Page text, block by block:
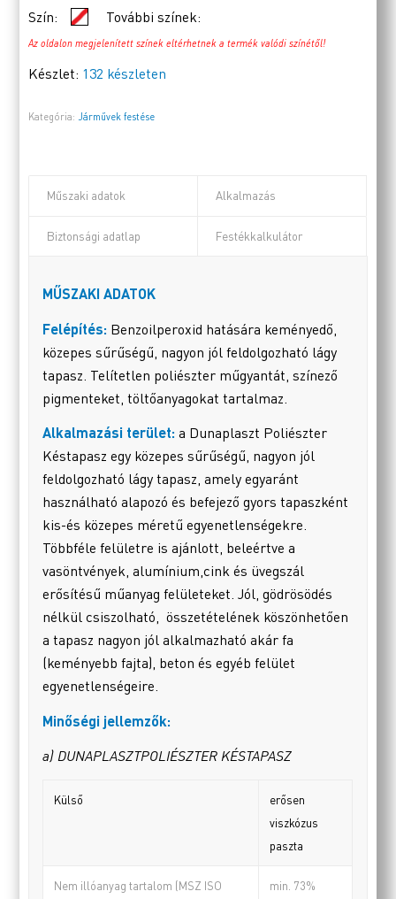
Szín: További színek:
Az oldalon megjelenített színek eltérhetnek a termék valódi színétől!
Készlet: 132 készleten
Kategória: Járművek festése
Műszaki adatok Alkalmazás
Biztonsági adatlap Festékkalkulátor
MŰSZAKI ADATOK
Felépítés: Benzoilperoxid hatására keményedő,
közepes sűrűségű, nagyon jól feldolgozható lágy
tapasz. Telítetlen poliészter műgyantát, színező
pigmenteket, töltőanyagokat tartalmaz.
Alkalmazási terület: a Dunaplaszt Poliészter
Késtapasz egy közepes sűrűségű, nagyon jól
feldolgozható lágy tapasz, amely egyaránt
használható alapozó és befejező gyors tapaszként
kis-és közepes méretű egyenetlenségekre.
Többféle felületre is ajánlott, beleértve a
vasöntvények, alumínium,cink és üvegszál
erősítésű műanyag felületeket. Jól, gödrösödés
nélkül csiszolható, összetételének köszönhetően
a tapasz nagyon jól alkalmazható akár fa
(keményebb fajta), beton és egyéb felület
egyenetlenségeire.
Minőségi jellemzők:
a) DUNAPLASZTPOLIÉSZTER KÉSTAPASZ
Külső
erősen
viszkózus
paszta
Nem illóanyag tartalom (MSZ ISO min. 73%